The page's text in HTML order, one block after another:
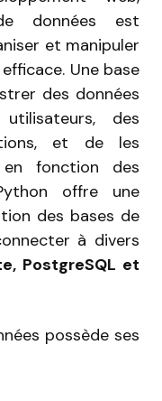
données est
et manipuler
Une base
des données
des
et de les
en fonction des
offre une
des bases de
à divers
PostgreSQL et
possède ses